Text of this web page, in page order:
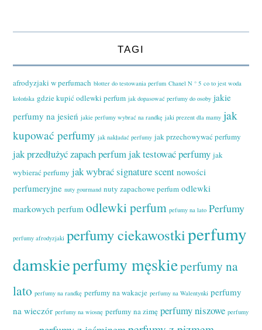
TAGI
afrodyzjaki w perfumach blotter do testowania perfum Chanel N ° 5 co to jest woda
kolońska gdzie kupić odlewki perfum jak dopasować perfumy do osoby jakie
perfumy na jesień jakie perfumy wybrać na randkę jaki prezent dla mamy jak
kupować perfumy jak nakładać perfumy jak przechowywać perfumy
jak przedłużyć zapach perfumjak testować perfumy jak
wybierać perfumy jak wybrać signature scent nowości
perfumeryjne nuty gourmand nuty zapachowe perfum odlewki
markowych perfum odlewki perfum pefumy na lato Perfumy
perfumy afrodyzjaki perfumy ciekawostkiperfumy
damskieperfumy męskieperfumy na
lato perfumy na randkę perfumy na wakacje perfumy na Walentynki perfumy
na wieczór perfumy na wiosnę perfumy na zimę perfumy niszowe perfumy